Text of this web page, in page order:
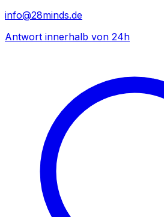
info@28minds.de
Antwort innerhalb von 24h